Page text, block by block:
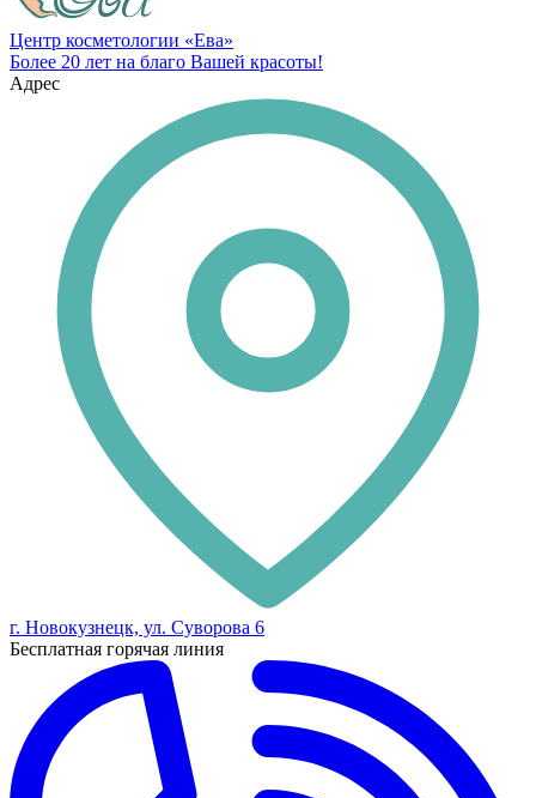
Центр косметологии «Ева»
Более 20 лет на благо Вашей красоты!
Адрес
г. Новокузнецк, ул. Суворова 6
Бесплатная горячая линия